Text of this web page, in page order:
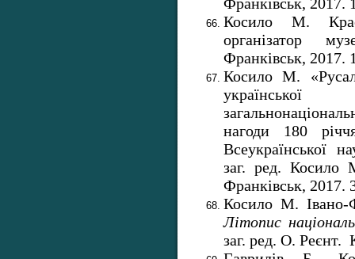
Косило М.
організатор
Франківськ, 2017.
Косило М.
нагоди 180
Всеукраїнської
заг. ред. Косило
Франківськ, 2017.
Косило М. Івано-
Літопис
заг. ред. О.